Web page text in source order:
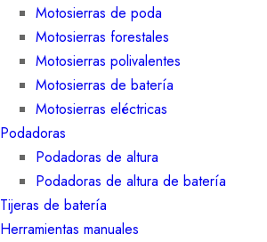
Motosierras de poda
Motosierras forestales
Motosierras polivalentes
Motosierras de batería
Motosierras eléctricas
Podadoras
Podadoras de altura
Podadoras de altura de batería
Tijeras de batería
Herramientas manuales